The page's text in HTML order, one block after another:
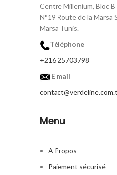
Dimensions: - Longueur : 64 cm -
Profondeur : 54,5 cm - Hauteur :
maintenant et découvrez le plaisir
de vous asseoir dans une chaise
en rotin de qualité supérieure
Centre Millenium, Bloc
N°19 Route de la Marsa
Marsa Tunis.
Téléphone
+216 25703798
E mail
Menu
A Propos
Paiement sécurisé